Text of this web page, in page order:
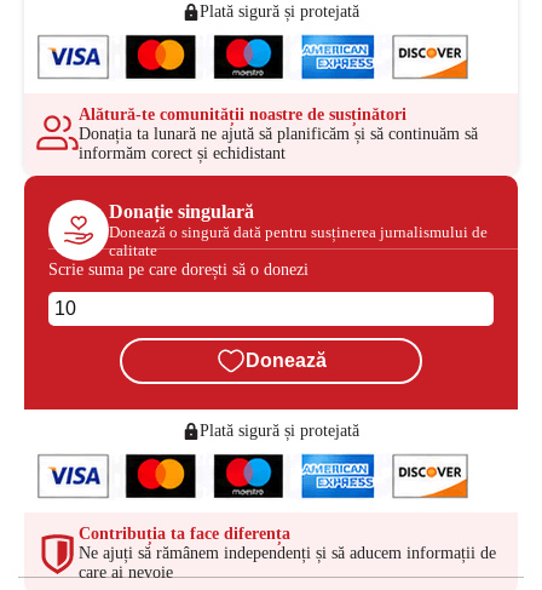
Plată sigură și protejată
Alătură-te comunității noastre de susținători
Donația ta lunară ne ajută să planificăm și să continuăm să
informăm corect și echidistant
Donație singulară
Donează o singură dată pentru susținerea jurnalismului de
calitate
Scrie suma pe care dorești să o donezi
Donează
Plată sigură și protejată
Contribuția ta face diferența
Ne ajuți să rămânem independenți și să aducem informații de
care ai nevoie